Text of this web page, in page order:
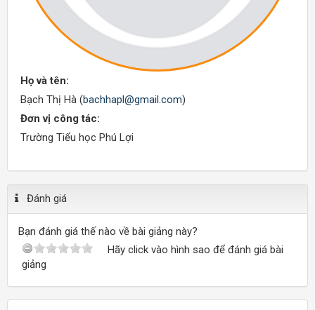
Họ và tên:
Bạch Thị Hà (bachhapl@gmail.com)
Đơn vị công tác:
Trường Tiểu học Phú Lợi
Đánh giá
Bạn đánh giá thế nào về bài giảng này?
Hãy click vào hình sao để đánh giá bài
giảng